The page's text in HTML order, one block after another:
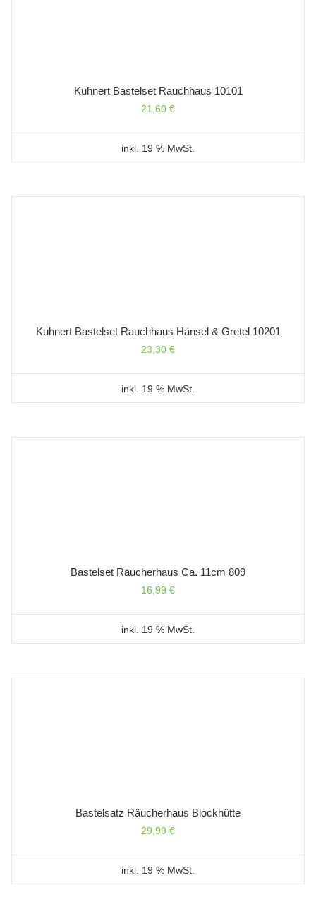
Kuhnert Bastelset Rauchhaus 10101
21,60 €
inkl. 19 % MwSt.
Kuhnert Bastelset Rauchhaus Hänsel & Gretel 10201
23,30 €
inkl. 19 % MwSt.
Bastelset Räucherhaus Ca. 11cm 809
16,99 €
inkl. 19 % MwSt.
Bastelsatz Räucherhaus Blockhütte
29,99 €
inkl. 19 % MwSt.